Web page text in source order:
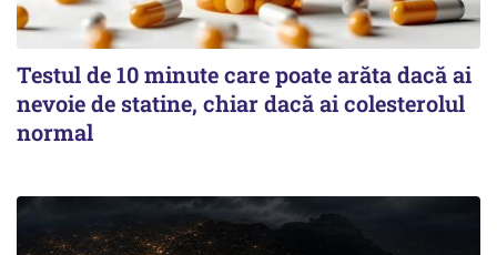
Testul de 10 minute care poate arăta dacă ai
nevoie de statine, chiar dacă ai colesterolul
normal